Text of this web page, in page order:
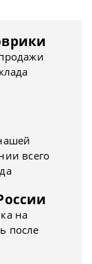
всего
на
после